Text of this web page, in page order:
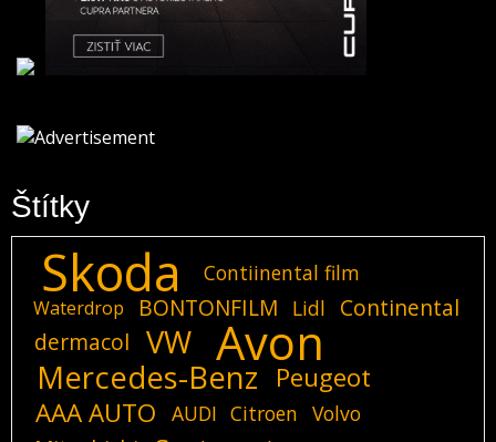
Štítky
Skoda Contiinental film
Waterdrop BONTONFILM Lidl
Continental
dermacol
VW Avon
Mercedes-Benz
Peugeot
AAA AUTO
AUDI Citroen Volvo